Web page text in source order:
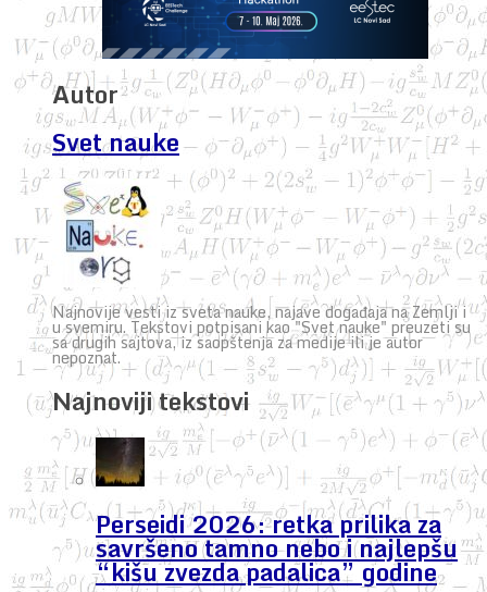
Autor
Svet nauke
Najnovije vesti iz sveta nauke, najave događaja na Zemlji i
u svemiru. Tekstovi potpisani kao "Svet nauke" preuzeti su
sa drugih sajtova, iz saopštenja za medije ili je autor
nepoznat.
Najnoviji tekstovi
Perseidi 2026: retka prilika za
savršeno tamno nebo i najlepšu
“kišu zvezda padalica” godine